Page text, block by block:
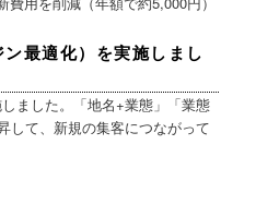
最適化）を実施しまし
ました。「地名+業態」「業態
して、新規の集客につながって